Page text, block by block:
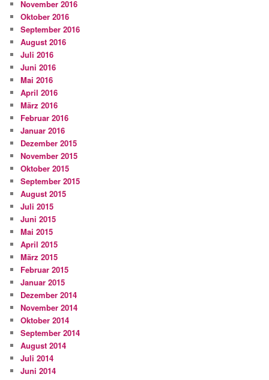
November 2016
Oktober 2016
September 2016
August 2016
Juli 2016
Juni 2016
Mai 2016
April 2016
März 2016
Februar 2016
Januar 2016
Dezember 2015
November 2015
Oktober 2015
September 2015
August 2015
Juli 2015
Juni 2015
Mai 2015
April 2015
März 2015
Februar 2015
Januar 2015
Dezember 2014
November 2014
Oktober 2014
September 2014
August 2014
Juli 2014
Juni 2014